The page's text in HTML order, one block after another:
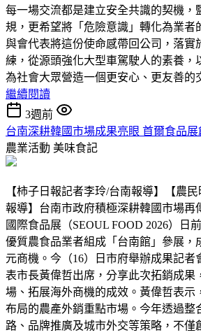
每一場交流都是建立安全共識的契機，
規，更希望將「危險意識」轉化為業者
與會代表將這份使命感帶回公司，落實
練，從源頭強化大型車駕駛人的素養，
為社會大眾營造一個更安心、更友善的
繼續閱讀
3週前
台南深耕韓國市場成果亮眼 首爾食品
農業活動 美味食記
【柿子日報記者李玲/台南報導】【農
報導】台南市政府積極深耕韓國市場再
國際食品展（SEOUL FOOD 2026）日
優質農食品業者組成「台南館」參展，
元商機。今（16）日市府舉辦成果記者
表市長黃偉哲出席，分享此次拓銷成果
場、拓展海外商機的成效。黃偉哲表示
布局的農產外銷重點市場。今年透過整
路、品牌推廣及城市外交等策略，不僅